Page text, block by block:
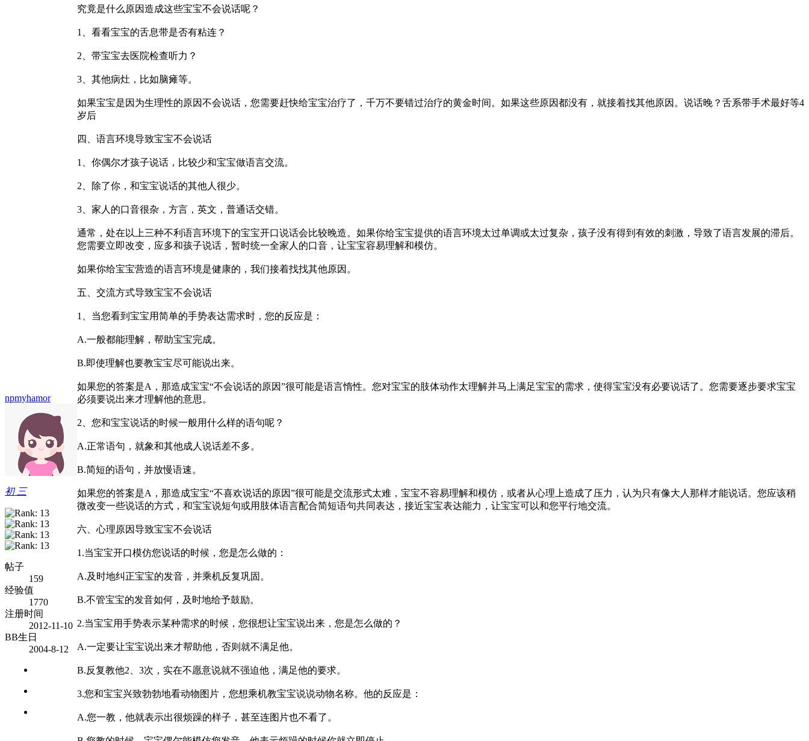
npmyhamor
初 三
帖子
159
经验值
1770
注册时间
2012-11-10
BB生日
2004-8-12
究竟是什么原因造成这些宝宝不会说话呢？
1、看看宝宝的舌息带是否有粘连？
2、带宝宝去医院检查听力？
3、其他病灶，比如脑瘫等。
如果宝宝是因为生理性的原因不会说话，您需要赶快给宝宝治疗了，千万不要错过治疗的黄金时间。如果这些原因都没有，就接着找其他原因。说话晚？舌系带手术最好等4
岁后
四、语言环境导致宝宝不会说话
1、你偶尔才孩子说话，比较少和宝宝做语言交流。
2、除了你，和宝宝说话的其他人很少。
3、家人的口音很杂，方言，英文，普通话交错。
通常，处在以上三种不利语言环境下的宝宝开口说话会比较晚造。如果你给宝宝提供的语言环境太过单调或太过复杂，孩子没有得到有效的刺激，导致了语言发展的滞后。
您需要立即改变，应多和孩子说话，暂时统一全家人的口音，让宝宝容易理解和模仿。
如果你给宝宝营造的语言环境是健康的，我们接着找找其他原因。
五、交流方式导致宝宝不会说话
1、当您看到宝宝用简单的手势表达需求时，您的反应是：
A.一般都能理解，帮助宝宝完成。
B.即使理解也要教宝宝尽可能说出来。
如果您的答案是A，那造成宝宝“不会说话的原因”很可能是语言惰性。您对宝宝的肢体动作太理解并马上满足宝宝的需求，使得宝宝没有必要说话了。您需要逐步要求宝宝
必须要说出来才理解他的意思。
2、您和宝宝说话的时候一般用什么样的语句呢？
A.正常语句，就象和其他成人说话差不多。
B.简短的语句，并放慢语速。
如果您的答案是A，那造成宝宝“不喜欢说话的原因”很可能是交流形式太难，宝宝不容易理解和模仿，或者从心理上造成了压力，认为只有像大人那样才能说话。您应该稍
微改变一些说话的方式，和宝宝说短句或用肢体语言配合简短语句共同表达，接近宝宝表达能力，让宝宝可以和您平行地交流。
六、心理原因导致宝宝不会说话
1.当宝宝开口模仿您说话的时候，您是怎么做的：
A.及时地纠正宝宝的发音，并乘机反复巩固。
B.不管宝宝的发音如何，及时地给予鼓励。
2.当宝宝用手势表示某种需求的时候，您很想让宝宝说出来，您是怎么做的？
A.一定要让宝宝说出来才帮助他，否则就不满足他。
B.反复教他2、3次，实在不愿意说就不强迫他，满足他的要求。
3.您和宝宝兴致勃勃地看动物图片，您想乘机教宝宝说说动物名称。他的反应是：
A.您一教，他就表示出很烦躁的样子，甚至连图片也不看了。